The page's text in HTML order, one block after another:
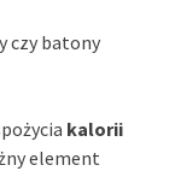
czy batony
kalorii
element